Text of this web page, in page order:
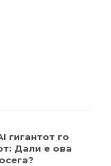
гигантот го
Дали е ова